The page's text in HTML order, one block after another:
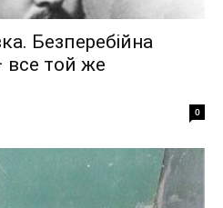
Безперебійна
все той же
0